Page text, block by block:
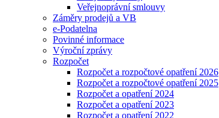
Veřejnoprávní smlouvy
Záměry prodejů a VB
e-Podatelna
Povinné informace
Výroční zprávy
Rozpočet
Rozpočet a rozpočtové opatření 2026
Rozpočet a rozpočtové opatření 2025
Rozpočet a opatření 2024
Rozpočet a opatření 2023
Rozpočet a opatření 2022